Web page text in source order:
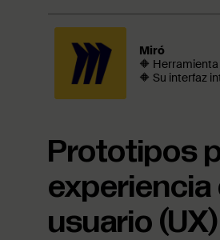
Miró
🔶
🔶 Su interfaz
Prototipos
experiencia
usuario (UX)